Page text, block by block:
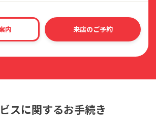
内 来店のご予約
スに関するお手続き